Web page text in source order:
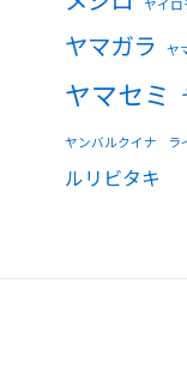
ヤイロ
ヤマガラ ヤ
ヤマセミ
ヤンバルクイナ ラ
ルリビタキ